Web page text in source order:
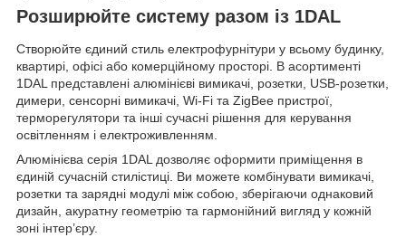
Розширюйте систему разом із 1DAL
Створюйте єдиний стиль електрофурнітури у всьому будинку,
квартирі, офісі або комерційному просторі. В асортименті
1DAL представлені алюмінієві вимикачі, розетки, USB-розетки,
димери, сенсорні вимикачі, Wi-Fi та ZigBee пристрої,
терморегулятори та інші сучасні рішення для керування
освітленням і електроживленням.
Алюмінієва серія 1DAL дозволяє оформити приміщення в
єдиній сучасній стилістиці. Ви можете комбінувати вимикачі,
розетки та зарядні модулі між собою, зберігаючи однаковий
дизайн, акуратну геометрію та гармонійний вигляд у кожній
зоні інтер’єру.